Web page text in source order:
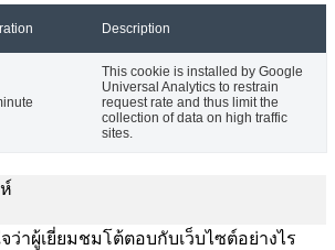
Description
This cookie is installed by Google
Universal Analytics to restrain
request rate and thus limit the
collection of data on high traffic
sites.
ว่าผู้เยี่ยมชมโต้ตอบกับเว็บไซต์อย่างไร